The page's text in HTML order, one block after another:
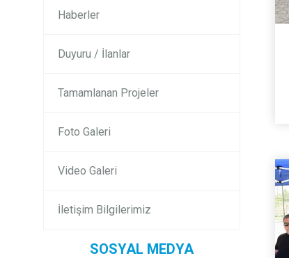
Haberler
Duyuru / İlanlar
Tamamlanan Projeler
Foto Galeri
Video Galeri
İletişim Bilgilerimiz
SOSYAL MEDYA